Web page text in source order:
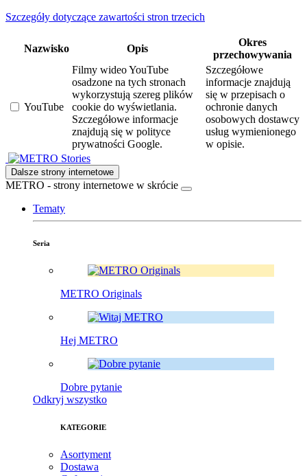
Szczegóły dotyczące zawartości stron trzecich
Nazwisko Opis
Okres
przechowywania
YouTube
Filmy wideo YouTube
osadzone na tych stronach
wykorzystują szereg plików
cookie do wyświetlania.
Szczegółowe informacje
znajdują się w polityce
prywatności Google.
Szczegółowe
informacje znajdują
się w przepisach o
ochronie danych
osobowych dostawcy
usług wymienionego
w opisie.
Stories
Dalsze strony internetowe
METRO - strony internetowe w skrócie
Tematy
Seria
METRO Originals
Hej METRO
Dobre pytanie
Odkryj wszystko
KATEGORIE
Asortyment
Dostawa